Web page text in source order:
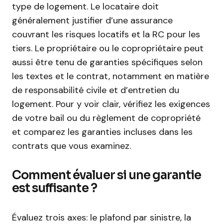
type de logement. Le locataire doit
généralement justifier d’une assurance
couvrant les risques locatifs et la RC pour les
tiers. Le propriétaire ou le copropriétaire peut
aussi être tenu de garanties spécifiques selon
les textes et le contrat, notamment en matière
de responsabilité civile et d’entretien du
logement. Pour y voir clair, vérifiez les exigences
de votre bail ou du règlement de copropriété
et comparez les garanties incluses dans les
contrats que vous examinez.
Comment évaluer si une garantie
est suffisante ?
Évaluez trois axes: le plafond par sinistre, la